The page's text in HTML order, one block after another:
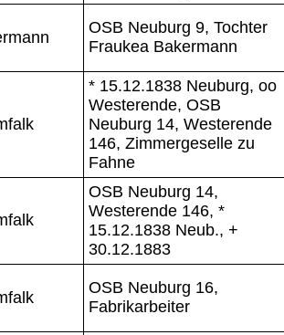
OSB Neuburg 9, Tochter
Fraukea Bakermann
* 15.12.1838 Neuburg, oo
Westerende, OSB
Neuburg 14, Westerende
146, Zimmergeselle zu
Fahne
OSB Neuburg 14,
Westerende 146, *
15.12.1838 Neub., +
30.12.1883
OSB Neuburg 16,
Fabrikarbeiter